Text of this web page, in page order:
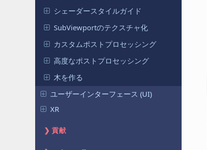
シェーダースタイルガイド
SubViewportのテクスチャ化
カスタムポストプロセッシング
高度なポストプロセッシング
木を作る
ユーザーインターフェース (UI)
XR
貢献